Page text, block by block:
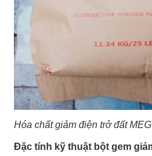
Hóa chất giảm điện trở đất MEG
Đặc tính kỹ thuật bột gem